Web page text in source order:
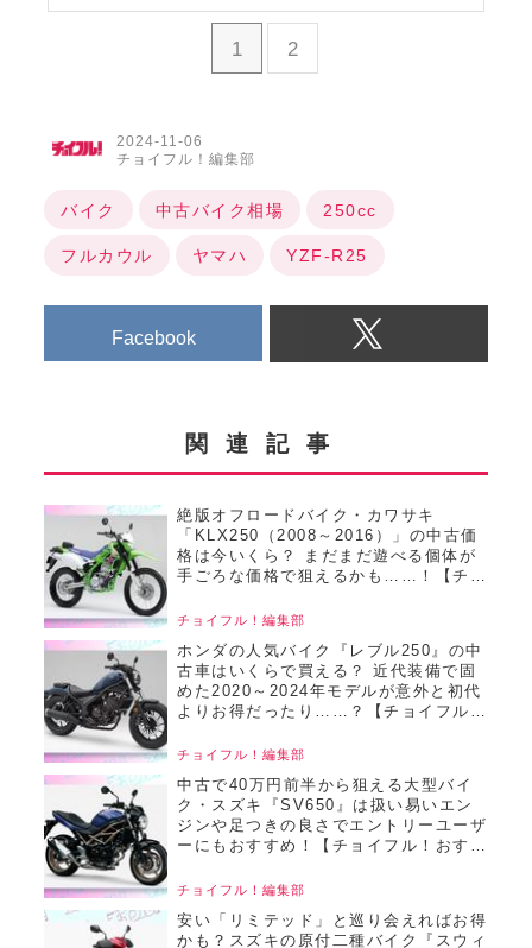
1 2
2024-11-06
チョイフル！編集部
バイク 中古バイク相場 250cc
フルカウル ヤマハ YZF-R25
Facebook
関連記事
絶版オフロードバイク・カワサキ
「KLX250（2008～2016）」の中古価
格は今いくら？ まだまだ遊べる個体が
手ごろな価格で狙えるかも……！【チョ
チ／22025年8月版】
チョイフル！編集部
ホンダの人気バイク『レブル250』の中
古車はいくらで買える？ 近代装備で固
めた2020～2024年モデルが意外と初代
よりお得だったり……？【チョイフル！
2025年6月版】
チョイフル！編集部
中古で40万円前半から狙える大型バイ
ク・スズキ『SV650』は扱い易いエン
ジンや足つきの良さでエントリーユーザ
ーにもおすすめ！【チョイフル！おすす
版】
チョイフル！編集部
安い「リミテッド」と巡り会えればお得
かも？スズキの原付二種バイク『スウィ